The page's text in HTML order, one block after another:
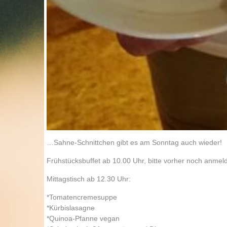
…Sahne-Schnittchen gibt es am Sonntag auch wieder!
Frühstücksbuffet ab 10.00 Uhr, bitte vorher noch
Mittagstisch ab 12.30 Uhr:
*Tomatencremesuppe
*Kürbislasagne
*Quinoa-Pfanne vegan